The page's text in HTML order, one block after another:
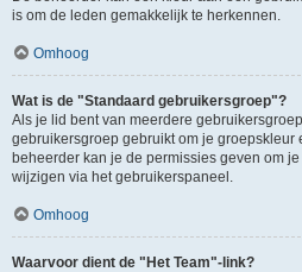
is om de leden gemakkelijk te herkennen.
Omhoog
Wat is de "Standaard gebruikersgroep"?
Als je lid bent van meerdere
gebruikersgroep gebruikt om je groepskleur
beheerder kan je de permissies geven om
wijzigen via het gebruikerspaneel.
Omhoog
Waarvoor dient de "Het Team"-link?